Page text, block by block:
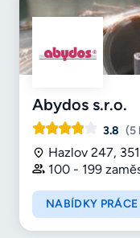
Abydos s.r.o.
3.8 (5
Hazlov 247,
100 - 199
NABÍDKY PRÁCE